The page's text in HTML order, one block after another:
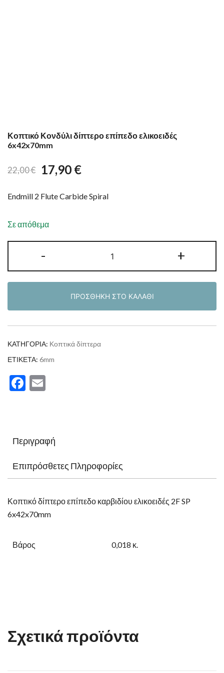
Κοπτικό Κονδύλι δίπτερο επίπεδο ελικοειδές
6x42x70mm
22,00€ 17,90 €
Endmill 2 Flute Carbide Spiral
Σε απόθεμα
-
Κονδύλι
δίπτερο
ελικοειδές
6x42x70mm
ποσότητα
+
ΠΡΟΣΘΉΚΗ ΣΤΟ ΚΑΛΆΘΙ
ΚΑΤΗΓΟΡΊΑ: Κοπτικά δίπτερα
ΕΤΙΚΈΤΑ: 6mm
Facebook
Περιγραφή
Επιπρόσθετες Πληροφορίες
Κοπτικό δίπτερο επίπεδο καρβιδίου ελικοειδές 2F SP
6x42x70mm
Βάρος 0,018 κ.
Σχετικά προϊόντα